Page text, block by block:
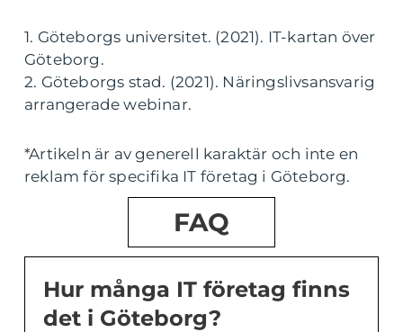
1. Göteborgs universitet. (2021). IT-kartan över
Göteborg.
2. Göteborgs stad. (2021). Näringslivsansvarig
arrangerade webinar.
*Artikeln är av generell karaktär och inte en
reklam för specifika IT företag i Göteborg.
FAQ
Hur många IT företag finns
det i Göteborg?